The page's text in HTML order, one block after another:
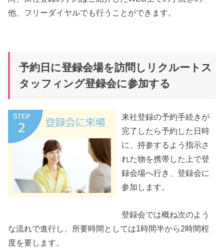
他、フリーダイヤルでも行うことができます。
予約日に登録会場を訪問しリクルートス
タッフィング登録会に参加する
来社登録の予約手続きが
完了したら予約した日時
に、持参するよう指示さ
れた物を携帯した上で登
録会場へ行き、登録会に
参加します。
登録会では概ね次のよう
な流れで進行し、所要時間としては1時間半から2時間程
度を要します。